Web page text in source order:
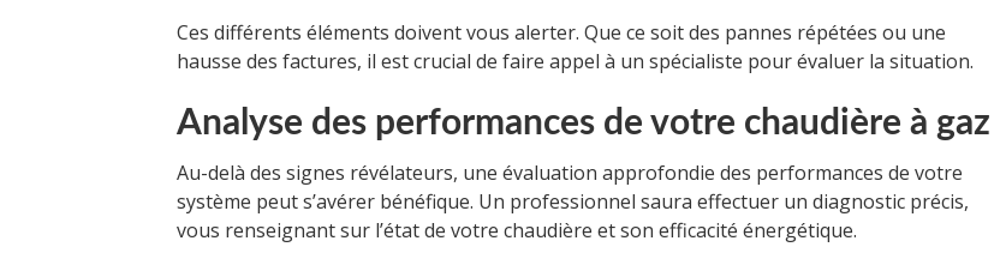
Ces différents éléments doivent vous alerter. Que ce soit des pannes répétées ou une
hausse des factures, il est crucial de faire appel à un spécialiste pour évaluer la situation.
Analyse des performances de votre chaudière à gaz
Au-delà des signes révélateurs, une évaluation approfondie des performances de votre
système peut s’avérer bénéfique. Un professionnel saura effectuer un diagnostic précis,
vous renseignant sur l’état de votre chaudière et son efficacité énergétique.